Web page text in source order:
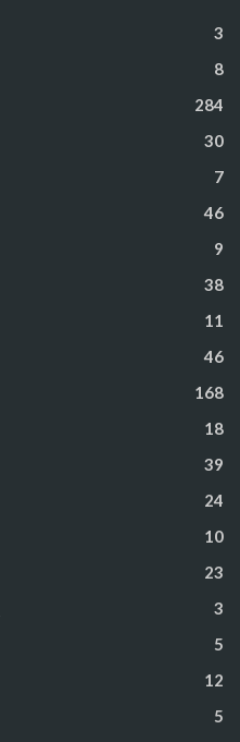
3
8
284
30
7
46
9
38
11
46
168
18
39
24
10
23
3
5
12
5